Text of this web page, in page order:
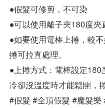
●假髮可修剪，不可染
●可以使用離子夾180度夾
●如要使用電棒上捲，較
捲可拉直處理。
●上捲方式：電棒設定
冷卻沒溫度時才能鬆開，
#假髮 #全頂假髮 #魔髮